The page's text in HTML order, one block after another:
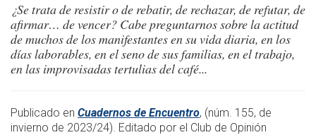
¿Se trata de resistir o de rebatir, de rechazar, de refutar, de
afirmar… de vencer? Cabe preguntarnos sobre la actitud
de muchos de los manifestantes en su vida diaria, en los
días laborables, en el seno de sus familias, en el trabajo,
en las improvisadas tertulias del café...
Publicado en Cuadernos de Encuentro, (núm. 155, de
invierno de 2023/24). Editado por el Club de Opinión